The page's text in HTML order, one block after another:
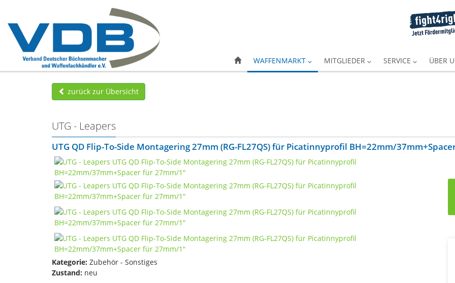
WAFFENMARKT MITGLIEDER SERVICE ÜBER
zurück zur Übersicht
UTG - Leapers
UTG QD Flip-To-Side Montagering 27mm (RG-FL27QS) für Picatinnyprofil BH=22mm/
Kategorie: Zubehör - Sonstiges
Zustand: neu